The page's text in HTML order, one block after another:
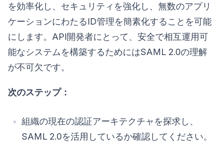
を効率化し、セキュリティを強化し、無数のアプリ
ケーションにわたるID管理を簡素化することを可能
にします。API開発者にとって、安全で相互運用可
能なシステムを構築するためにはSAML 2.0の理解
が不可欠です。
次のステップ：
組織の現在の認証アーキテクチャを探求し、
SAML 2.0を活用しているか確認してください。